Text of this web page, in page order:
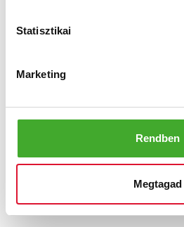
Statisztikai
Marketing
Rendben
Megtagad
Noppen-Sandale